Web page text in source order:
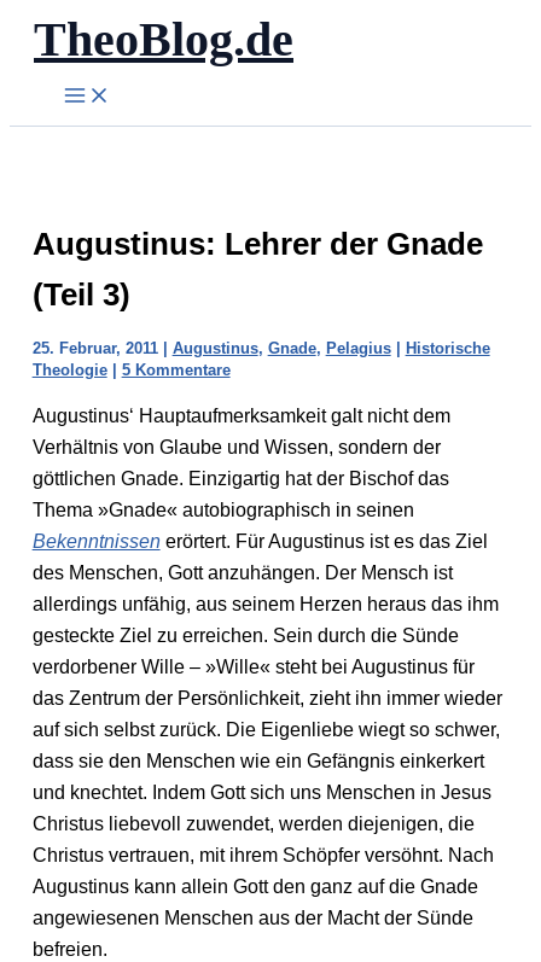
Zum
Inhalt
springen
TheoBlog.de
Augustinus: Lehrer der Gnade
(Teil 3)
25. Februar, 2011 | Augustinus, Gnade, Pelagius| Historische
Theologie| 5 Kommentare
Augustinus‘ Hauptaufmerksamkeit galt nicht dem
Verhältnis von Glaube und Wissen, sondern der
göttlichen Gnade. Einzigartig hat der Bischof das
Thema »Gnade« autobiographisch in seinen
Bekenntnissenerörtert. Für Augustinus ist es das Ziel
des Menschen, Gott anzuhängen. Der Mensch ist
allerdings unfähig, aus seinem Herzen heraus das ihm
gesteckte Ziel zu erreichen. Sein durch die Sünde
verdorbener Wille – »Wille« steht bei Augustinus für
das Zentrum der Persönlichkeit, zieht ihn immer wieder
auf sich selbst zurück. Die Eigenliebe wiegt so schwer,
dass sie den Menschen wie ein Gefängnis einkerkert
und knechtet. Indem Gott sich uns Menschen in Jesus
Christus liebevoll zuwendet, werden diejenigen, die
Christus vertrauen, mit ihrem Schöpfer versöhnt. Nach
Augustinus kann allein Gott den ganz auf die Gnade
angewiesenen Menschen aus der Macht der Sünde
befreien.